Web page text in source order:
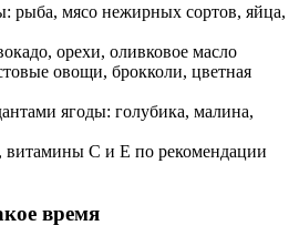
рыба, мясо нежирных сортов, яйца,
орехи, оливковое масло
овощи, брокколи, цветная
ягоды: голубика, малина,
витамины C и E по рекомендации
время